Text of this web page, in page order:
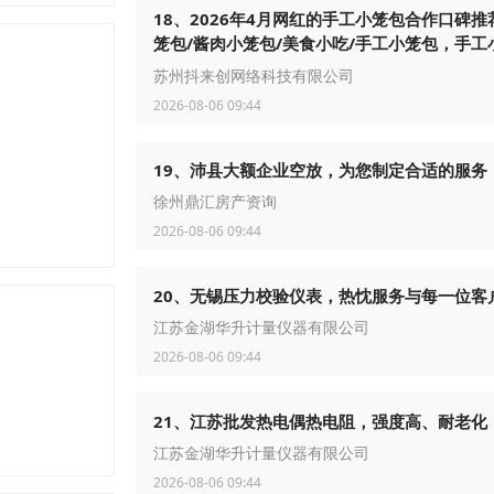
18、2026年4月网红的手工小笼包合作口碑推
笼包/酱肉小笼包/美食小吃/手工小笼包，手工
合作哪家强
苏州抖来创网络科技有限公司
2026-08-06 09:44
19、沛县大额企业空放，为您制定合适的服务
徐州鼎汇房产资询
2026-08-06 09:44
20、无锡压力校验仪表，热忱服务与每一位客
江苏金湖华升计量仪器有限公司
2026-08-06 09:44
21、江苏批发热电偶热电阻，强度高、耐老化
江苏金湖华升计量仪器有限公司
2026-08-06 09:44